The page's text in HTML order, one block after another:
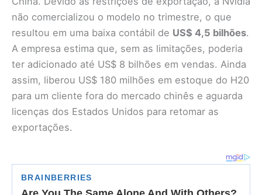
não comercializou o modelo no trimestre, o que
resultou em uma baixa contábil de US$ 4,5 bilhões.
A empresa estima que, sem as limitações, poderia
ter adicionado até US$ 8 bilhões em vendas. Ainda
assim, liberou US$ 180 milhões em estoque do H20
para um cliente fora do mercado chinês e aguarda
licenças dos Estados Unidos para retomar as
exportações.